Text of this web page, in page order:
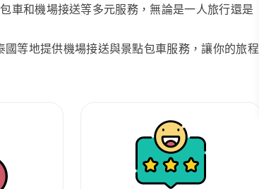
車和機場接送等多元服務，無論是一人旅行還是
等地提供機場接送與景點包車服務，讓你的旅程